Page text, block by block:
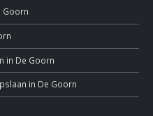
Goorn
in De Goorn
in De Goorn